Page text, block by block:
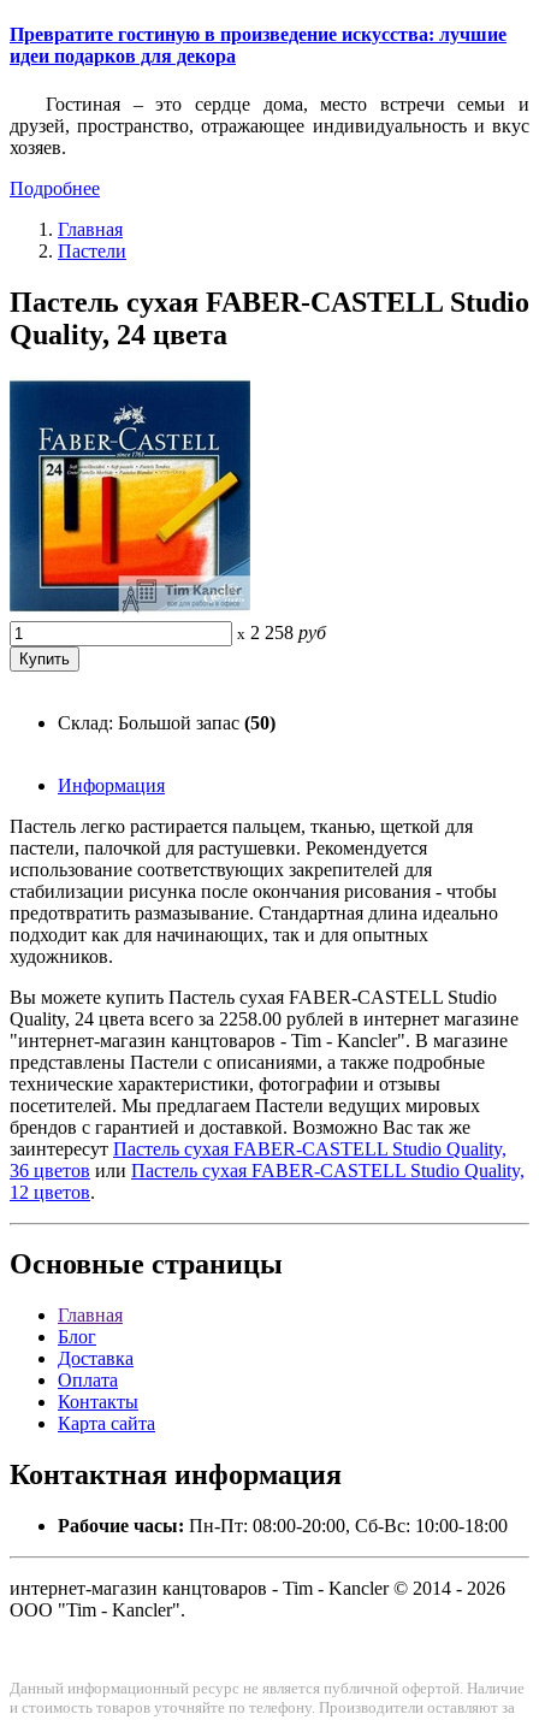
Превратите гостиную в произведение искусства: лучшие
идеи подарков для декора
Гостиная – это сердце дома, место встречи семьи и
друзей, пространство, отражающее индивидуальность и вкус
хозяев.
Подробнее
Главная
Пастели
Пастель сухая FABER-CASTELL Studio
Quality, 24 цвета
x 2 258 руб
Склад: Большой запас (50)
Информация
Пастель легко растирается пальцем, тканью, щеткой для
пастели, палочкой для растушевки. Рекомендуется
использование соответствующих закрепителей для
стабилизации рисунка после окончания рисования - чтобы
предотвратить размазывание. Стандартная длина идеально
подходит как для начинающих, так и для опытных
художников.
Вы можете купить Пастель сухая FABER-CASTELL Studio
Quality, 24 цвета всего за 2258.00 рублей в интернет магазине
"интернет-магазин канцтоваров - Tim - Kancler". В магазине
представлены Пастели с описаниями, а также подробные
технические характеристики, фотографии и отзывы
посетителей. Мы предлагаем Пастели ведущих мировых
брендов с гарантией и доставкой. Возможно Вас так же
заинтересут Пастель сухая FABER-CASTELL Studio Quality,
36 цветов или Пастель сухая FABER-CASTELL Studio Quality,
12 цветов.
Основные страницы
Главная
Блог
Доставка
Оплата
Контакты
Карта сайта
Контактная информация
Рабочие часы: Пн-Пт: 08:00-20:00, Сб-Вс: 10:00-18:00
интернет-магазин канцтоваров - Tim - Kancler © 2014 - 2026
ООО "Tim - Kancler".
Данный информационный ресурс не является публичной офертой. Наличие
и стоимость товаров уточняйте по телефону. Производители оставляют за